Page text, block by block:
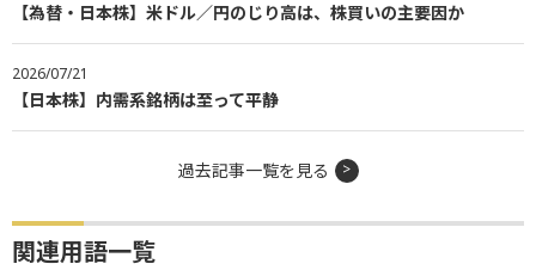
【為替・日本株】米ドル／円のじり高は、株買いの主要因か
2026/07/21
【日本株】内需系銘柄は至って平静
過去記事一覧を見る
関連用語一覧